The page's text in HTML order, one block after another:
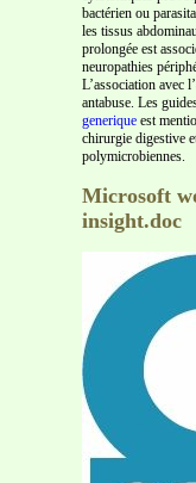
bactérien ou
les tissus
prolongée est
neuropathies
L’association avec
antabuse. Les
generique est
chirurgie digestive
polymicrobiennes.
Microsoft
insight.doc